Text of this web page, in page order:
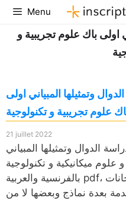
Aller
au
contenu
Menu
اولى باك علوم تجريبية و
وتمثيلها المبياني اولى
علوم تجريبية و تكنولوجية
21 juillet 2022
الدوال وتمثيلها المبياني
علوم ميكانيكية و تكنولوجية
بالفرنسية والعربية pdf، وكذلك فروض مع التصحيح وامتحانات
بعدة نماذج وبعضها لا من